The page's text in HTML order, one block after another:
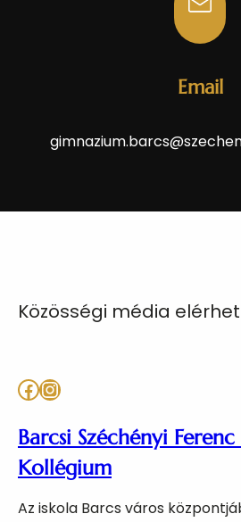
Email
Közösségi média
Facebook Instagram
Barcsi Széchényi
Kollégium
Az iskola Barcs város